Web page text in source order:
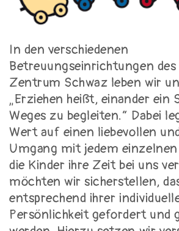
In den verschiedenen
Betreuungseinrichtungen
Zentrum Schwaz leben wir
„Erziehen heißt, einander ein
Weges zu begleiten.“ Dabei
Wert auf einen liebevollen
Umgang mit jedem
die Kinder ihre Zeit bei uns
möchten wir sicherstellen,
entsprechend ihrer
Persönlichkeit gefordert und